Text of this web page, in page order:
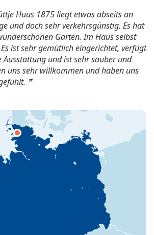
Huus 1875 liegt etwas abseits an
und doch sehr verkehrsgünstig. Es hat
Garten. Im Haus selbst
ist sehr gemütlich eingerichtet, verfügt
Ausstattung und ist sehr sauber und
uns sehr willkommen und haben uns